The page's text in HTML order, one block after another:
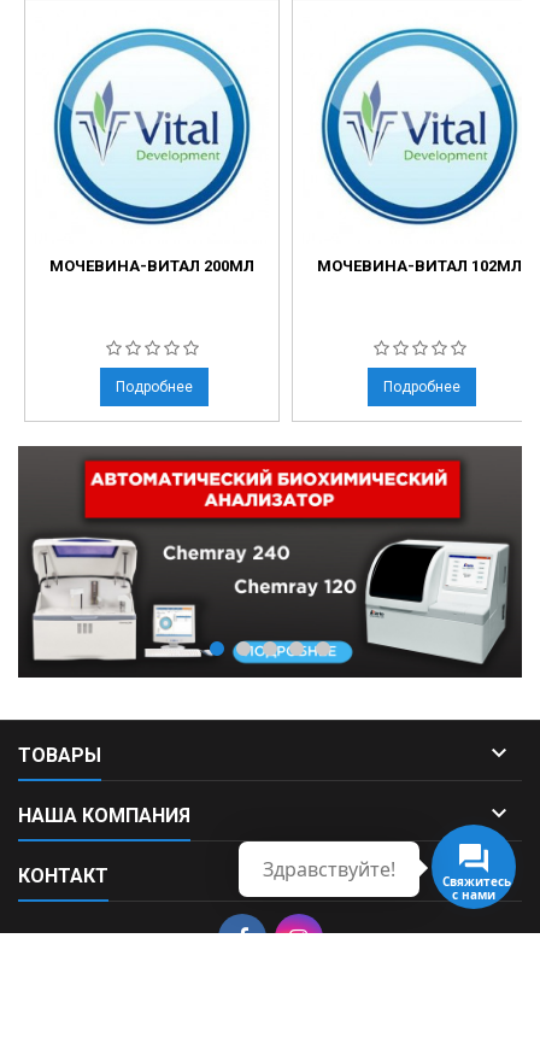
МОЧЕВИНА-ВИТАЛ 200МЛ
Подробнее
МОЧЕВИНА-ВИТАЛ 102МЛ
Подробнее
ТОВАРЫ 
НАША КОМПАНИЯ 
КОНТАКТ 
Свяжитесь
с нами
Здравствуйте!